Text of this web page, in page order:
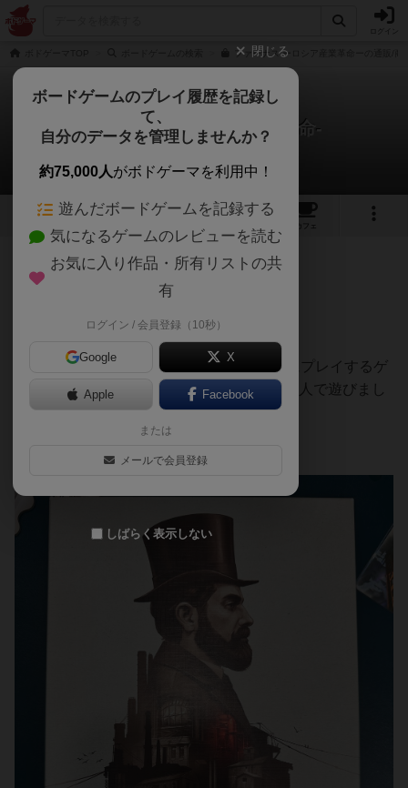
ファーナス ーロシア産業革命ーの通販/商
ファーナス -ロシア産業革命-
おとんさんのレビュー
5 1 17
カフェ
298名 2名 1 1年以上前
ボドゲ400種を所有し、軽〜中量級を中心にプレイするゲ
ーマーの感想です。ボードゲーム会にて、3人で遊びまし
た。2025年４月
閉じる
ボードゲームのプレイ履歴を記録し
て、
自分のデータを管理しませんか？
約75,000人がボドゲーマを利用中！
遊んだボードゲームを記録する
気になるゲームのレビューを読む
お気に入り作品・所有リストの共
有
ログイン / 会員登録（10秒）
Google X
Apple Facebook
または
メールで会員登録
しばらく表示しない